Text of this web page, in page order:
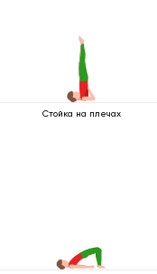
Стойка на плечах